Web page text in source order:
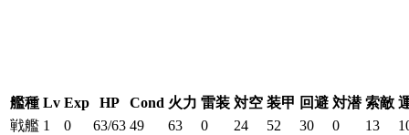
艦種 Lv Exp HP Cond 火力 雷装 対空 装甲 回避 対潜 索敵
戦艦 1 0 63/63 49 63 0 24 52 30 0 13